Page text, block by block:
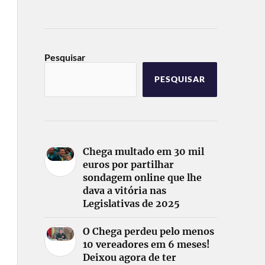
Pesquisar
PESQUISAR
Chega multado em 30 mil
euros por partilhar
sondagem online que lhe
dava a vitória nas
Legislativas de 2025
O Chega perdeu pelo menos
10 vereadores em 6 meses!
Deixou agora de ter